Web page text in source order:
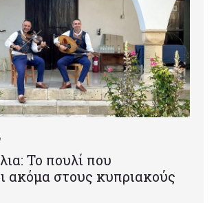
Το πουλί που
ακόμα στους κυπριακούς